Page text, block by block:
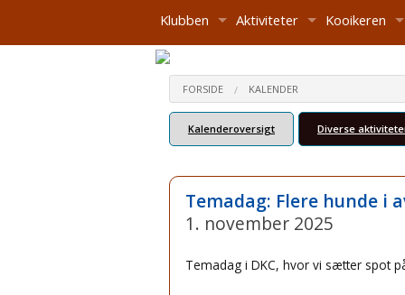
Klubben
Om klubben
Seneste nyt
Bestyrelsen Referater
Fælles dataansvarsaftale
Medlemskab
Vedtægter
Klubbens udvalg/kontakt
Aktiviteter
Aktiviteter i Dansk Kooiker Club
Årets Brugskooiker
Årets
Årets udstillingskooiker
Årets
Årets
Kooikeren
Historie
Kort om
FORSIDE KALENDER
Kalenderoversigt Diverse
Temadag: Flere hunde i
1. november 2025
Temadag i DKC, hvor vi sætter spot